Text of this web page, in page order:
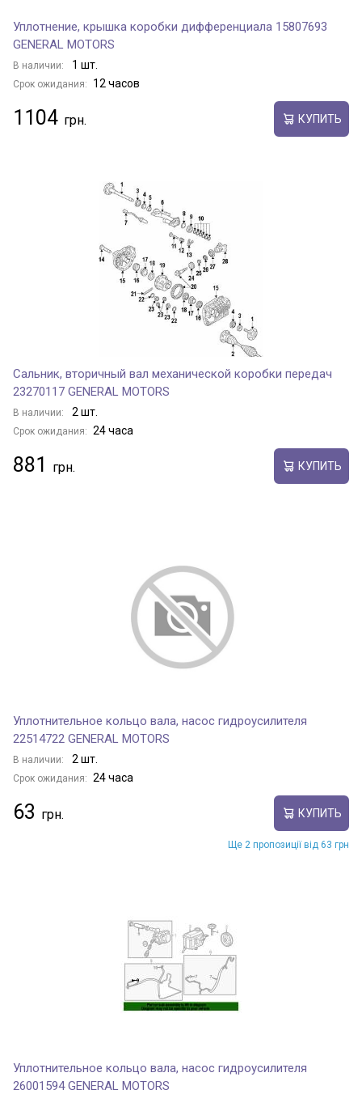
Уплотнение, крышка коробки дифференциала 15807693
GENERAL MOTORS
В наличии: 1 шт.
Срок ожидания: 12 часов
1104 КУПИТЬ
Сальник, вторичный вал механической коробки передач
23270117 GENERAL MOTORS
В наличии: 2 шт.
Срок ожидания: 24 часа
881 КУПИТЬ
Уплотнительное кольцо вала, насос гидроусилителя
22514722 GENERAL MOTORS
В наличии: 2 шт.
Срок ожидания: 24 часа
63 КУПИТЬ
Ще 2 пропозиції від 63 грн
Уплотнительное кольцо вала, насос гидроусилителя
26001594 GENERAL MOTORS